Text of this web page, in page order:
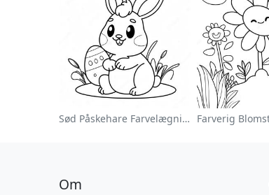
Sød Påskehare Farvelægningsside
Om